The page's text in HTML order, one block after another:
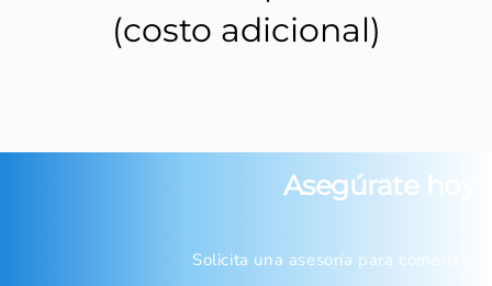
(costo adicional)
Asegúrate hoy
Solicita una asesoría para comenzar